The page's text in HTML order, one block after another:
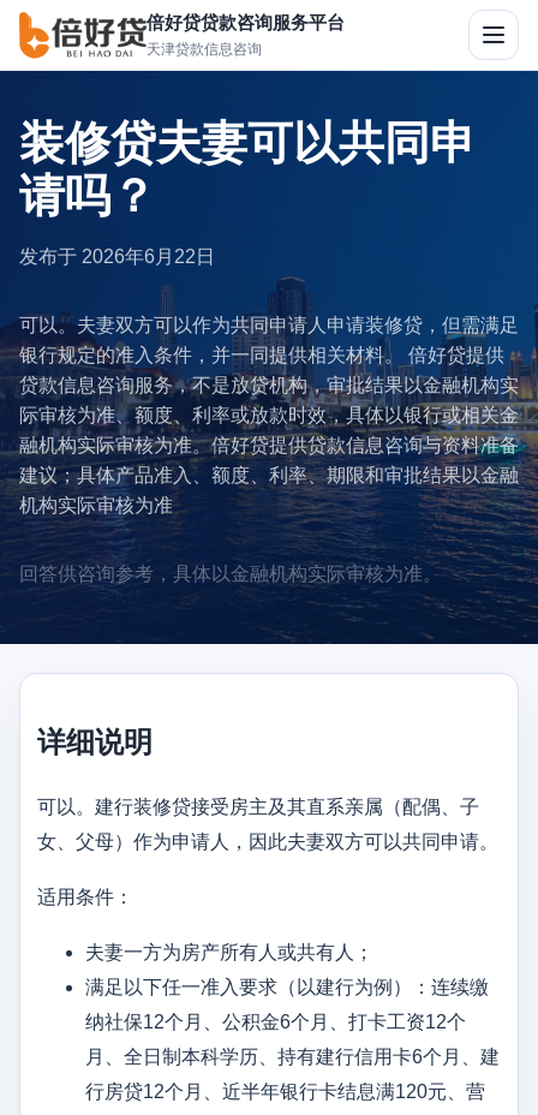
倍好贷贷款咨询服务平台
天津贷款信息咨询
切
换
装修贷夫妻可以共同申
请吗？
发布于 2026年6月22日
可以。夫妻双方可以作为共同申请人申请装修贷，但需满足
银行规定的准入条件，并一同提供相关材料。 倍好贷提供
贷款信息咨询服务，不是放贷机构，审批结果以金融机构实
际审核为准、额度、利率或放款时效，具体以银行或相关金
融机构实际审核为准。倍好贷提供贷款信息咨询与资料准备
建议；具体产品准入、额度、利率、期限和审批结果以金融
机构实际审核为准
回答供咨询参考，具体以金融机构实际审核为准。
详细说明
可以。建行装修贷接受房主及其直系亲属（配偶、子
女、父母）作为申请人，因此夫妻双方可以共同申请。
适用条件：
夫妻一方为房产所有人或共有人；
满足以下任一准入要求（以建行为例）：连续缴
纳社保12个月、公积金6个月、打卡工资12个
月、全日制本科学历、持有建行信用卡6个月、建
行房贷12个月、近半年银行卡结息满120元、营